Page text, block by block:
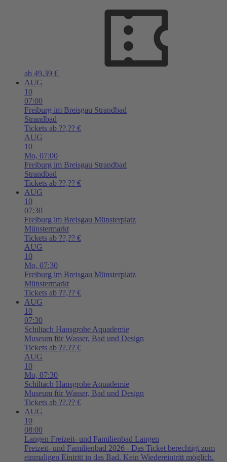
ab 49,39 €
AUG
10
07:00
Freiburg im Breisgau Strandbad
Strandbad
Tickets ab ??,?? €
AUG
10
Mo, 07:00
Freiburg im Breisgau Strandbad
Strandbad
Tickets ab ??,?? €
AUG
10
07:30
Freiburg im Breisgau Münsterplatz
Münstermarkt
Tickets ab ??,?? €
AUG
10
Mo, 07:30
Freiburg im Breisgau Münsterplatz
Münstermarkt
Tickets ab ??,?? €
AUG
10
07:30
Schiltach Hansgrohe Aquademie
Museum für Wasser, Bad und Design
Tickets ab ??,?? €
AUG
10
Mo, 07:30
Schiltach Hansgrohe Aquademie
Museum für Wasser, Bad und Design
Tickets ab ??,?? €
AUG
10
08:00
Langen Freizeit- und Familienbad Langen
Freizeit- und Familienbad 2026 - Das Ticket berechtigt zum
einmaligen Eintritt in das Bad. Kein Wiedereintritt möglich.